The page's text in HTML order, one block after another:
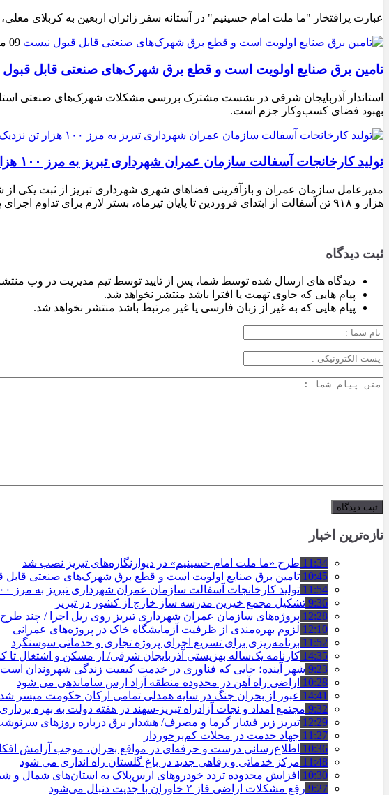
عبارت پرافتخار "ما ملت امام حسینیم" در آستانه سفر زائران اربعین به کربلای
09 مرداد 1405
تامین برق صنایع اولویت است و قطع برق شهرک‌های صنعتی قابل
استاندار آذربایجان شرقی در نشست مشترک بررسی مشکلات شهرک‌های صنعتی استان،
بهبود فضای کسب‌وکار جزم است.
تولید کارخانجات آسفالت سازمان عمران شهرداری تبریز به مرز ۱۰۰ هزار تن نزدیک شد
هزار و ۹۱۸ تن آسفالت از ابتدای فروردین تا پایان تیرماه، بستر لازم برای تداوم اجرای پروژه‌های عمرانی، بهسازی معابر و توسعه زیرساخت‌های شهری در سطح تبریز فراهم شده است.
ثبت دیدگاه
دیدگاه های ارسال شده توسط شما، پس از تایید توسط تیم مدیریت در وب
پیام هایی که حاوی تهمت یا افترا باشد منتشر نخواهد شد.
پیام هایی که به غیر از زبان فارسی یا غیر مرتبط باشد منتشر نخواهد شد.
تازه‌ترین اخبار
11:34 طرح «ما ملت امام حسینیم» در دیوارنگاره‌های تبریز نصب شد
10:45 تامین برق صنایع اولویت است و قطع برق شهرک‌های صنعتی قابل
11:54 تولید کارخانجات آسفالت سازمان عمران شهرداری تبریز به مرز ۱۰۰ هزار تن نزدیک شد
9:36 تشکیل مجمع خیرین مدرسه ‌ساز خارج از کشور در تبریز
12:28 پروژه‌های سازمان عمران شهرداری تبریز روی ریل اجرا / چند طرح
12:10 لزوم بهره‌مندی از ظرفیت آزمایشگاه خاک در پروژه‌های عمرانی
11:52 برنامه‌ریزی برای تسریع اجرای پروژه تجاری و خدماتی سوسنگرد
14:35 کارنامه یک‌ساله بهزیستی آذربایجان شرقی/ از مسکن و اشتغال
9:23 شهر آینده؛ جایی که فناوری در خدمت کیفیت زندگی شهروندان است
10:28 اراضی راه آهن در محدوده منطقه آزاد ارس ساماندهی می شود
14:41 عبور از بحران جنگ در سایه همدلی تمامی ارکان حکومت میسر شد
9:32 مجتمع امداد و نجات آزادراه تبریز-سهند در هفته دولت به بهره
12:29 تبریز زیر فشار گرما و مصرف/ هشدار برق درباره روزهای
11:27 جهاد خدمت در محلات کم‌برخوردار
10:36 اطلاع‌رسانی درست و حرفه‌ای در مواقع بحران، موجب آرامش
11:48 مرکز خدماتی و رفاهی جدید در باغ گلستان راه اندازی می شود
10:30 افزایش محدوده تردد خودروهای ارس‌پلاک به استان‌های شمال و
9:27 رفع مشکلات اراضی فاز ۲ خاوران با جدیت دنبال می‌شود